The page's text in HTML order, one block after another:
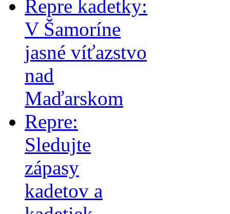
Repre kadetky:
V Šamoríne
jasné víťazstvo
nad
Maďarskom
Repre:
Sledujte
zápasy
kadetov a